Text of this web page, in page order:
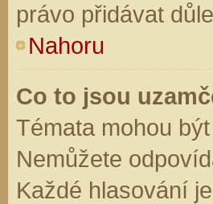
právo přidávat
Nahoru
Co to jsou
Témata mohou
Nemůžete
Každé hlasování